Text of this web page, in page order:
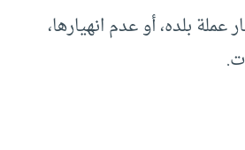
عملة بلده، أو عدم انهيارها،